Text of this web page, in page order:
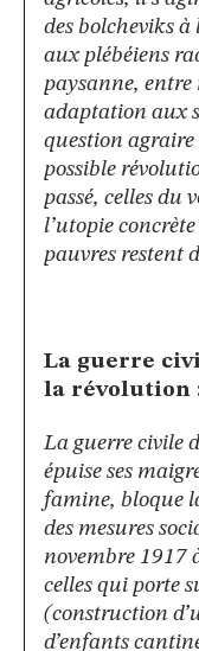
des bolcheviks
aux plébéiens
paysanne,
adaptation aux
question agraire
possible
passé, celles du
l’utopie
pauvres restent
La guerre
la révolution
La guerre civile
épuise ses
famine, bloque
des mesures
novembre 1917
celles qui porte
(construction
d’enfants